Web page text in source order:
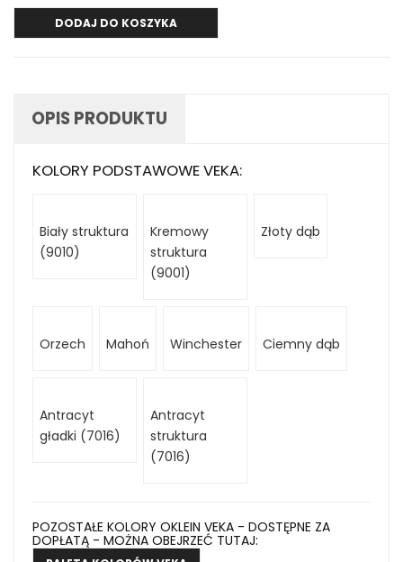
DODAJ DO KOSZYKA
OPIS PRODUKTU
KOLORY PODSTAWOWE VEKA:
Biały struktura
(9010)
Kremowy
struktura
(9001)
Złoty dąb
Orzech Mahoń Winchester Ciemny dąb
Antracyt
gładki (7016)
Antracyt
struktura
(7016)
POZOSTAŁE KOLORY OKLEIN VEKA - DOSTĘPNE ZA
DOPŁATĄ - MOŻNA OBEJRZEĆ TUTAJ: